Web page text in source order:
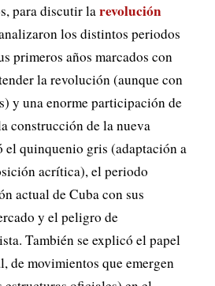
para discutir larevolución
los distintos periodos
primeros años marcados con
la revolución (aunque con
y una enorme participación de
construcción de la nueva
el quinquenio gris (adaptación a
acrítica), el periodo
actual de Cuba con sus
y el peligro de
También se explicó el papel
de movimientos que emergen